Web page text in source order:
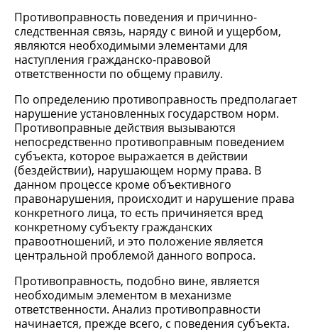
Противоправность поведения и причинно-
следственная связь, наряду с виной и ущербом,
являются необходимыми элементами для
наступления гражданско-правовой
ответственности по общему правилу.
По определению противоправность предполагает
нарушение установленных государством норм.
Противоправные действия вызываются
непосредственно противоправным поведением
субъекта, которое выражается в действии
(бездействии), нарушающем норму права. В
данном процессе кроме объективного
правонарушения, происходит и нарушение права
конкретного лица, то есть причиняется вред
конкретному субъекту гражданских
правоотношений, и это положение является
центральной проблемой данного вопроса.
Противоправность, подобно вине, является
необходимым элементом в механизме
ответственности. Анализ противоправности
начинается, прежде всего, с поведения субъекта.